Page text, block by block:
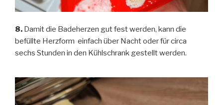
8. Damit die Badeherzen gut fest werden, kann die
befüllte Herzform einfach über Nacht oder für circa
sechs Stunden in den Kühlschrank gestellt werden.